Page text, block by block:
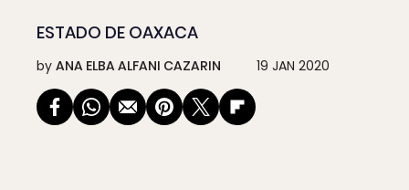
ESTADO DE OAXACA
by ANA ELBA ALFANI CAZARIN 19 JAN 2020